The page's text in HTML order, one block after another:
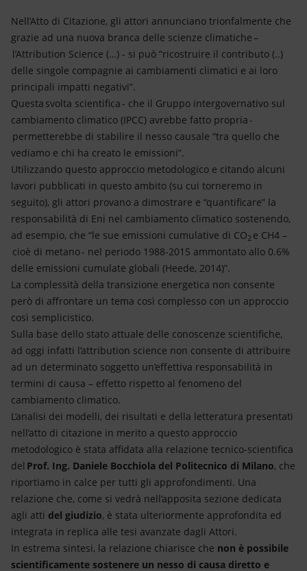
Nell’Atto di Citazione, gli attori annunciano trionfalmente che
grazie ad una nuova branca delle scienze climatiche –
l’Attribution Science (…) - si può “ricostruire il contributo (..)
delle singole compagnie ai cambiamenti climatici e ai loro
principali impatti negativi”.
Questa svolta scientifica - che il Gruppo intergovernativo sul
cambiamento climatico (IPCC) avrebbe fatto propria -
permetterebbe di stabilire il nesso causale “tra quello che
vediamo e chi ha creato le emissioni”.
Utilizzando questo approccio metodologico e citando alcuni
lavori pubblicati in questo ambito (su cui torneremo in
seguito), gli attori provano a dimostrare e “quantificare” la
responsabilità di Eni nel cambiamento climatico sostenendo,
ad esempio, che “le sue emissioni cumulative di CO2 e CH4 –
cioè di metano - nel periodo 1988-2015 ammontato allo 0.6%
delle emissioni cumulate globali (Heede, 2014)”.
La complessità della transizione energetica non consente
però di affrontare un tema così complesso con un approccio
così semplicistico.
Sulla base dello stato attuale delle conoscenze scientifiche,
ad oggi infatti l’attribution science non consente di attribuire
ad un determinato soggetto un’effettiva responsabilità in
termini di causa – effetto rispetto al fenomeno del
cambiamento climatico.
L’analisi dei modelli, dei risultati e della letteratura presentati
nell’atto di citazione in merito a questo approccio
metodologico è stata affidata alla relazione tecnico-scientifica
del Prof. Ing. Daniele Bocchiola del Politecnico di Milano, che
riportiamo in calce per tutti gli approfondimenti. Una
relazione che, come si vedrà nell’apposita sezione dedicata
agli atti del giudizio, è stata ulteriormente approfondita ed
integrata in replica alle tesi avanzate dagli Attori.
In estrema sintesi, la relazione chiarisce che non è possibile
scientificamente sostenere un nesso di causa diretto e